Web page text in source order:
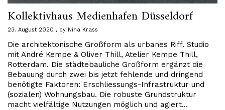
Kollektivhaus Medienhafen Düsseldorf
23. August 2020 by Nina Krass
Die architektonische Großform als urbanes Riff. Studio
mit André Kempe & Oliver Thill, Atelier Kempe Thill,
Rotterdam. Die städtebauliche Großform ergänzt die
Bebauung durch zwei bis jetzt fehlende und dringend
benötigte Faktoren: Erschliessungs-Infrastruktur und
(sozialen) Wohnungsbau. Die robuste Grundstruktur
macht vielfältige Nutzungen möglich und agiert…